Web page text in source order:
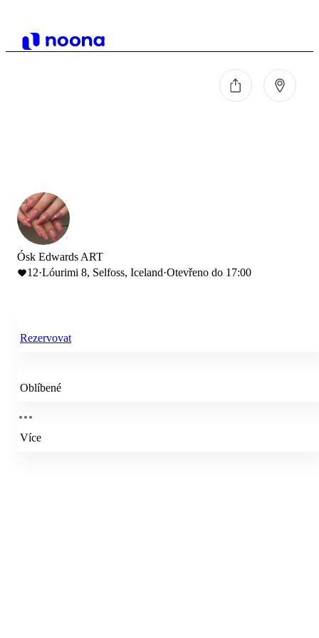
Ósk Edwards ART
12·Lóurimi 8, Selfoss, Iceland·Otevřeno do 17:00
Rezervovat
Oblíbené
Více